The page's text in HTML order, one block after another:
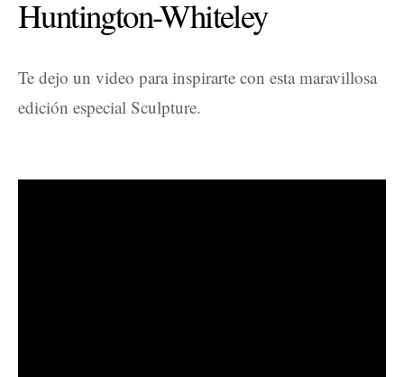
Huntington-Whiteley
Te dejo un video para inspirarte con esta maravillosa
edición especial Sculpture.